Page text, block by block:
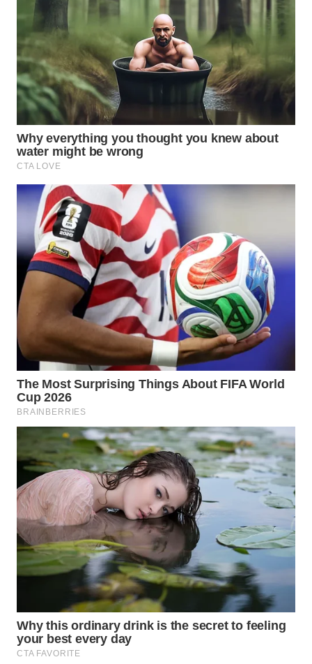
WN DELI
SERDANG
WN
TEBING
TINGGI
WN
PAKPAK
KARAWANG
WN
BEKASI
WN
WN
DEPOK
WN
TAPANULI
UTARA
WN
SAMOSIR
WN
PADANG
LAWAS
WN
WN
CIANJUR